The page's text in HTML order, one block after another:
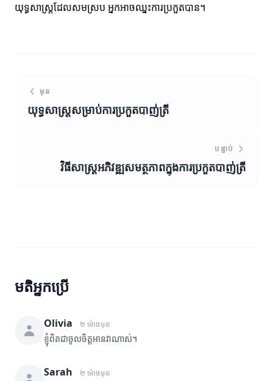
យុទ្ធសាស្ត្រដែលសមស្រប អ្នកអាចឈ្នះការប្រកួតបាន។
មុន
យុទ្ធសាស្ត្រសម្រាប់ការប្រកួតបាញ់ត្រី
បន្ទាប់
វិធីសាស្ត្រអភិវឌ្ឍសមត្ថភាពក្នុងការប្រកួតបាញ់ត្រី
មតិអ្នកប្រើ
Olivia ២ ម៉ោងមុន
ខ្ញុំពិតជាចូលចិត្តអានវាណាស់។
Sarah ២ ម៉ោងមុន